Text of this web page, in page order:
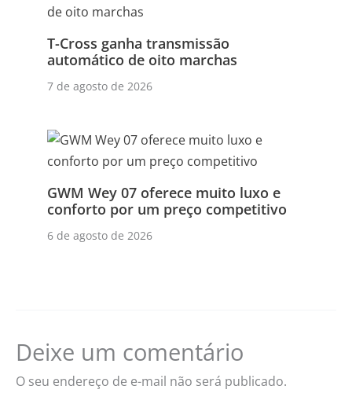
T-Cross ganha transmissão
automático de oito marchas
7 de agosto de 2026
GWM Wey 07 oferece muito luxo e
conforto por um preço competitivo
6 de agosto de 2026
Deixe um comentário
O seu endereço de e-mail não será publicado.